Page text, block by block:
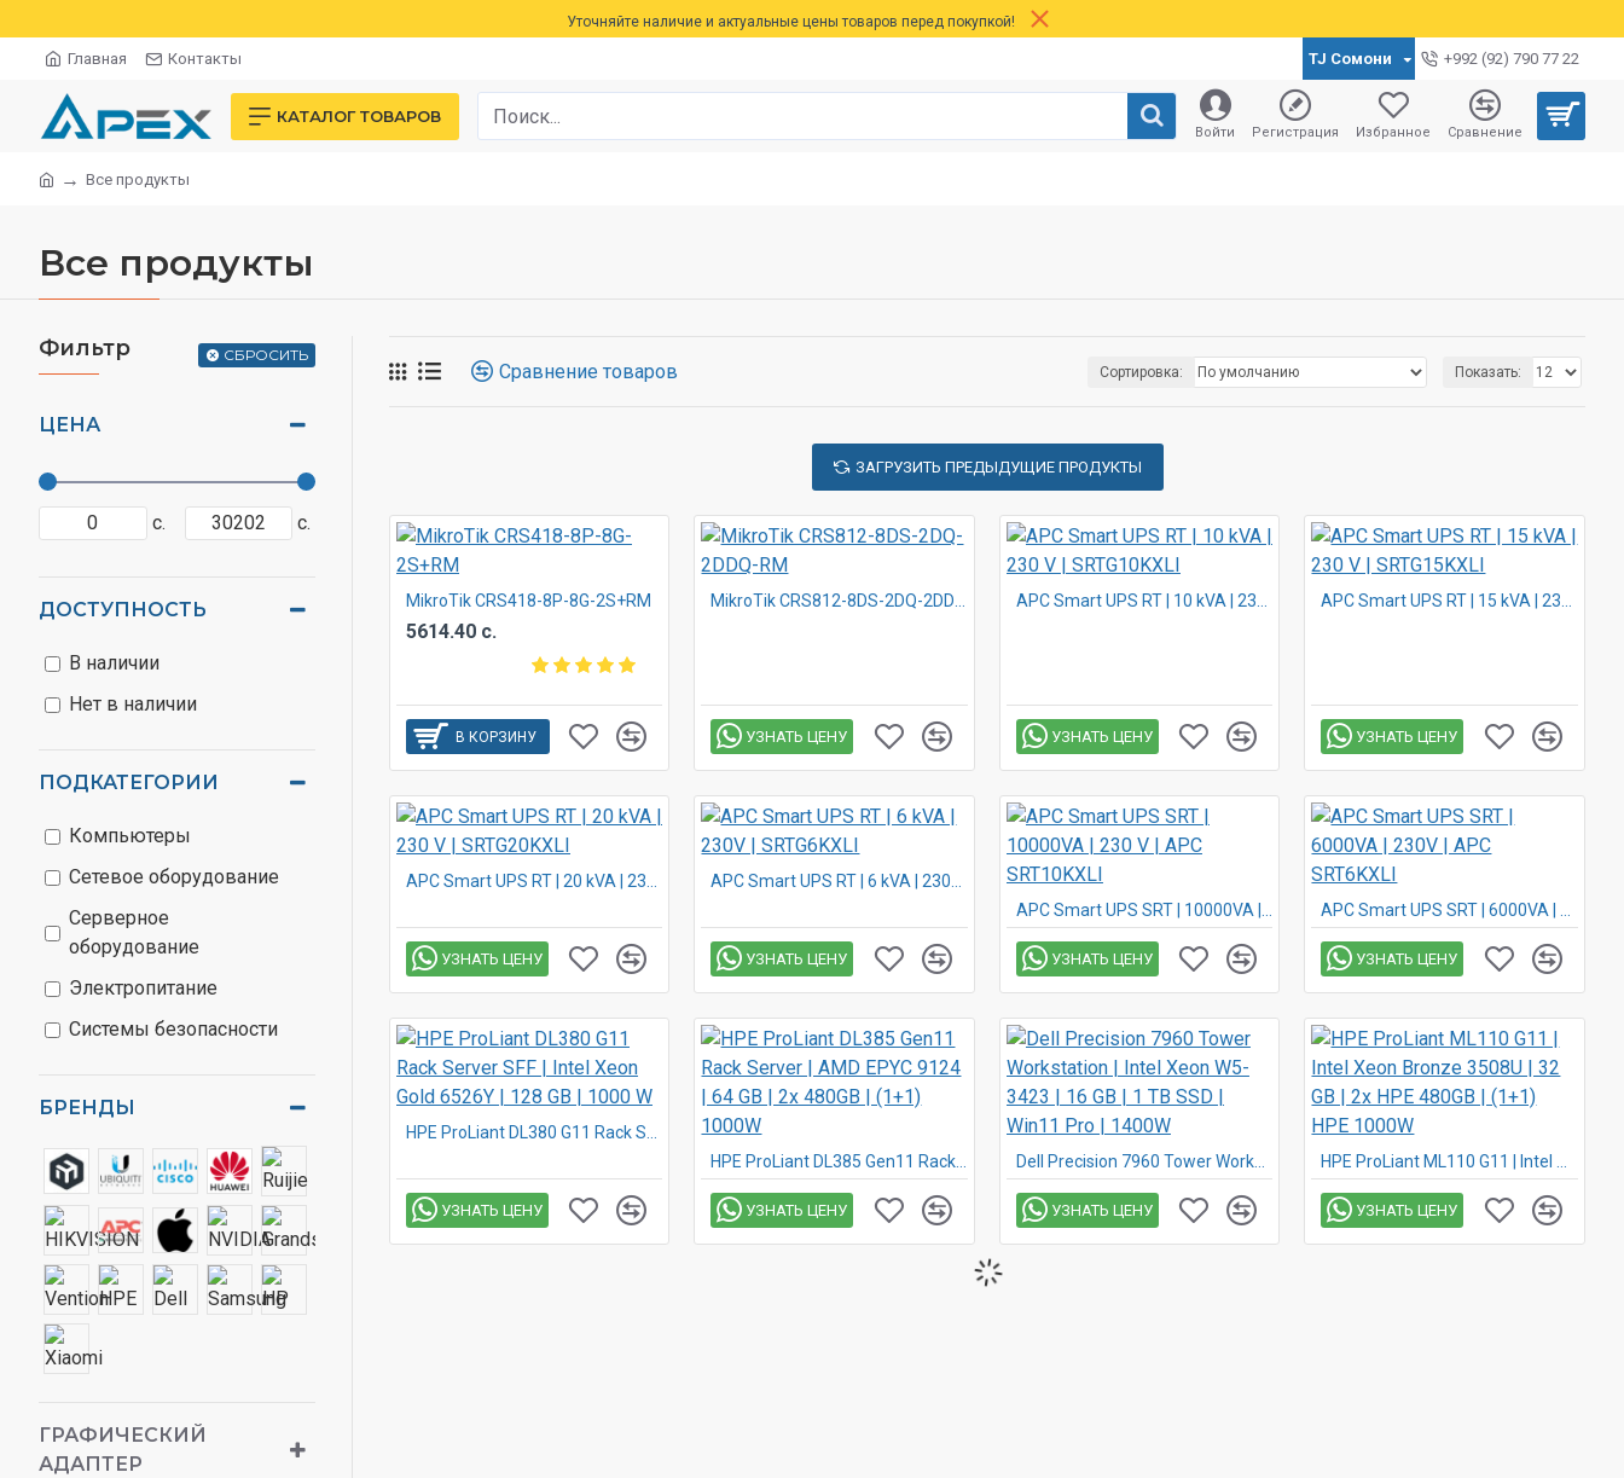
Уточняйте наличие и актуальные цены товаров перед покупкой!
Главная Контакты TJ Сомони +992 (92) 790 77 22
КАТАЛОГ ТОВАРОВ
Войти Регистрация Избранное Сравнение
Все продукты
Все продукты
Фильтр СБРОСИТЬ
ЦЕНА
с. с.
ПОДКАТЕГОРИИ
Компьютеры
Сетевое оборудование
Серверное
оборудование
Электропитание
Системы безопасности
БРЕНДЫ
ГРАФИЧЕСКИЙ
АДАПТЕР
ДОСТУПНОСТЬ
В наличии
Нет в наличии
Сравнение товаров Сортировка: Показать:
ЗАГРУЗИТЬ ПРЕДЫДУЩИЕ ПРОДУКТЫ
MikroTik CRS418-8P-8G-2S+RM
5614.40 с.
В КОРЗИНУ УЗНАТЬ ЦЕНУ УЗНАТЬ ЦЕНУ УЗНАТЬ ЦЕНУ
УЗНАТЬ ЦЕНУ УЗНАТЬ ЦЕНУ УЗНАТЬ ЦЕНУ УЗНАТЬ ЦЕНУ
УЗНАТЬ ЦЕНУ УЗНАТЬ ЦЕНУ
Dell Precision 7960 Tower Workstation | Intel Xeon W5-3423 | 16 GB | 1 TB SSD | Win11 Pro | 1400W
УЗНАТЬ ЦЕНУ УЗНАТЬ ЦЕНУ